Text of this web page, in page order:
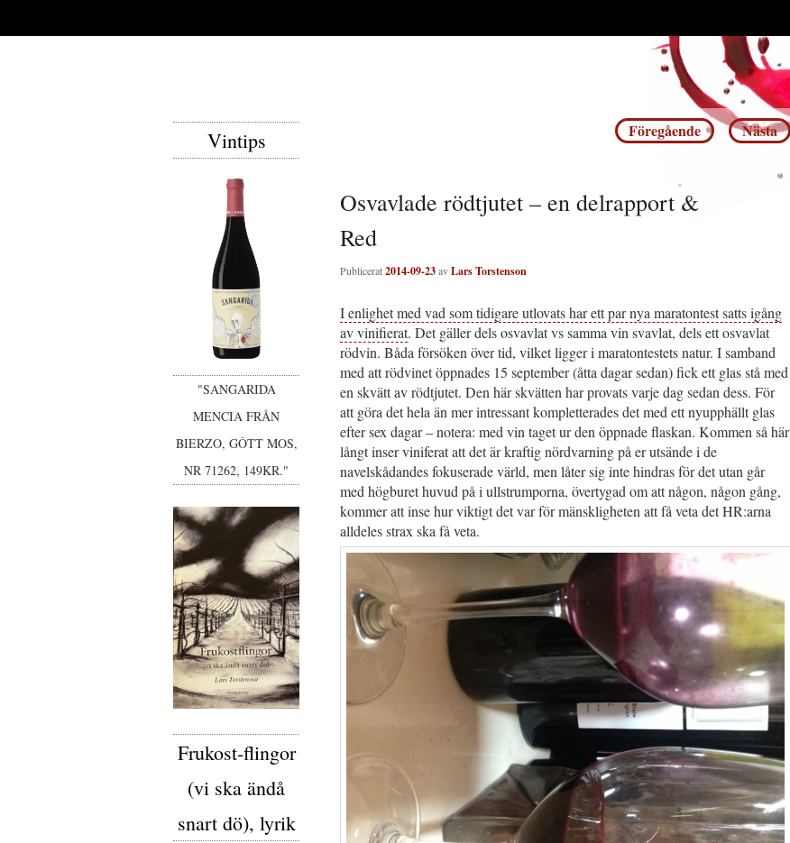
Inläggsnavigering
Föregående Nästa
Osvavlade rödtjutet – en delrapport &
Red
Publicerat2014-09-23avLars Torstenson
I enlighet med vad som tidigare utlovats har ett par nya maratontest satts igång
av vinifierat. Det gäller dels osvavlat vs samma vin svavlat, dels ett osvavlat
rödvin. Båda försöken över tid, vilket ligger i maratontestets natur. I samband
med att rödvinet öppnades 15 september (åtta dagar sedan) fick ett glas stå med
en skvätt av rödtjutet. Den här skvätten har provats varje dag sedan dess. För
att göra det hela än mer intressant kompletterades det med ett nyupphällt glas
efter sex dagar – notera: med vin taget ur den öppnade flaskan. Kommen så här
långt inser viniferat att det är kraftig nördvarning på er utsände i de
navelskådandes fokuserade värld, men låter sig inte hindras för det utan går
med högburet huvud på i ullstrumporna, övertygad om att någon, någon gång,
kommer att inse hur viktigt det var för mänskligheten att få veta det HR:arna
alldeles strax ska få veta.
Vintips
"SANGARIDA
MENCIA FRÅN
BIERZO, GÔTT MOS,
NR 71262, 149KR."
Frukost-flingor
(vi ska ändå
snart dö), lyrik